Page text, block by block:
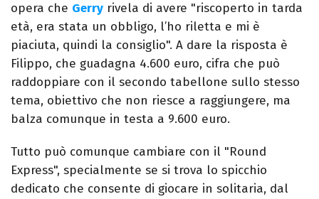
opera che Gerry rivela di avere "riscoperto in tarda
età, era stata un obbligo, l’ho riletta e mi è
piaciuta, quindi la consiglio". A dare la risposta è
Filippo, che guadagna 4.600 euro, cifra che può
raddoppiare con il secondo tabellone sullo stesso
tema, obiettivo che non riesce a raggiungere, ma
balza comunque in testa a 9.600 euro.
Tutto può comunque cambiare con il "Round
Express", specialmente se si trova lo spicchio
dedicato che consente di giocare in solitaria, dal